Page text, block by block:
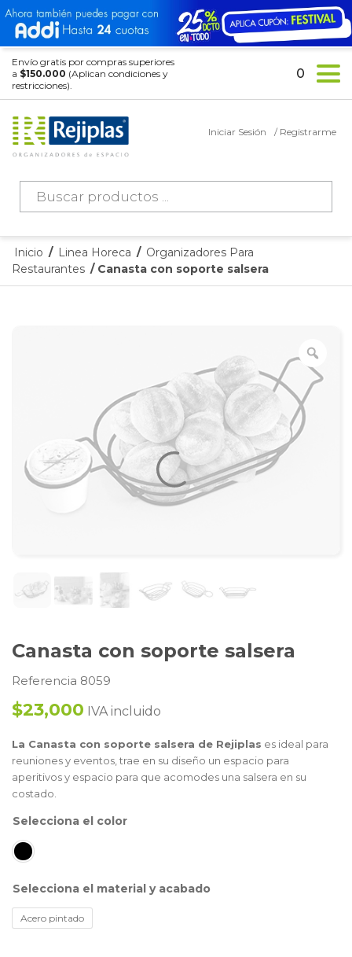
Envío gratis por compras superiores
a $150.000 (Aplican condiciones y
restricciones).
Búsqueda
productos
Iniciar Sesión / Registrarme
0
Inicio / Linea Horeca / Organizadores Para
Restaurantes / Canasta con soporte salsera
Canasta con soporte salsera
Referencia 8059
$23,000 IVA incluido
La Canasta con soporte salsera de Rejiplas es ideal para
reuniones y eventos, trae en su diseño un espacio para
aperitivos y espacio para que acomodes una salsera en su
costado.
color
material y acabado
Acero pintado